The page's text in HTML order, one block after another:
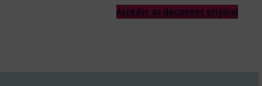
Accéder au document original